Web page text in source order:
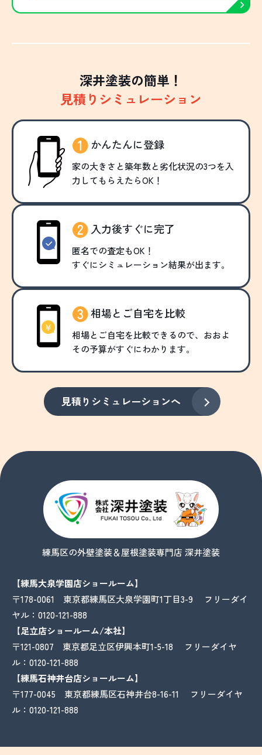
深井塗装の簡単！
見積りシミュレーション
かんたんに登録
家の大きさと築年数と劣化状況の3つを入
力してもらえたらOK！
入力後すぐに完了
匿名での査定もOK！
すぐにシミュレーション結果が出ます。
相場とご自宅を比較
相場とご自宅を比較できるので、おおよ
その予算がすぐにわかります。
見積りシミュレーションへ
練馬区の外壁塗装＆屋根塗装専門店 深井塗装
【練馬大泉学園店ショールーム】
〒178-0061 東京都練馬区大泉学園町1丁目3-9 フリーダイ
ヤル： 0120-121-888
【足立店ショールーム/本社】
〒121-0807 東京都足立区伊興本町1-5-18 フリーダイヤ
ル： 0120-121-888
【練馬石神井台店ショールーム】
〒177-0045 東京都練馬区石神井台8-16-11 フリーダイヤ
ル： 0120-121-888